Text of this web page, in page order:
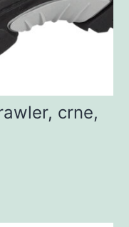
crne,